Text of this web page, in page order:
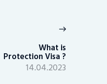
What is
Protection Visa ?
14.04.2023